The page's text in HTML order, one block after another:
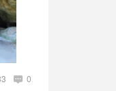
0